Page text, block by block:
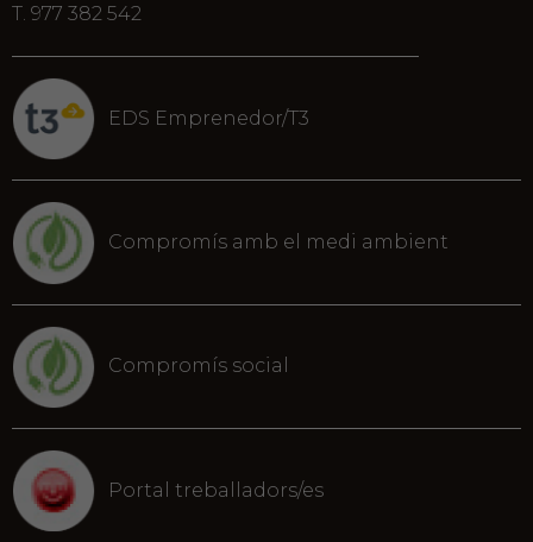
T. 977 382 542
EDS Emprenedor/T3
Compromís amb el medi ambient
Compromís social
Portal treballadors/es